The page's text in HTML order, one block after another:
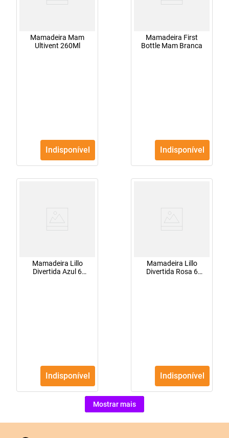
Mamadeira Mam
Ultivent 260Ml
Indisponível
Mamadeira First
Bottle Mam Branca
Indisponível
Mamadeira Lillo
Divertida Azul 6
Indisponível
Mamadeira Lillo
Divertida Rosa 6
Indisponível
Mostrar mais